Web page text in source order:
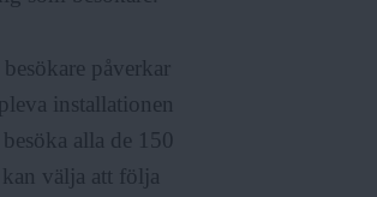
påverkar
installationen
alla de 150
välja att följa